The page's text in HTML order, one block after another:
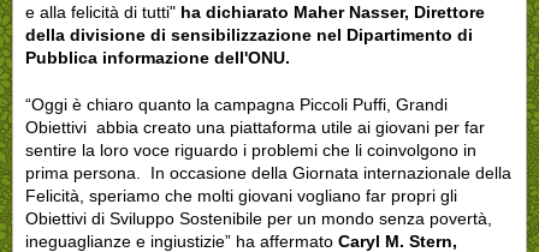
e alla felicità di tutti" ha dichiarato Maher Nasser, Direttore
della divisione di sensibilizzazione nel Dipartimento di
Pubblica informazione dell'ONU.
“Oggi è chiaro quanto la campagna Piccoli Puffi, Grandi
Obiettivi abbia creato una piattaforma utile ai giovani per far
sentire la loro voce riguardo i problemi che li coinvolgono in
prima persona. In occasione della Giornata internazionale della
Felicità, speriamo che molti giovani vogliano far propri gli
Obiettivi di Sviluppo Sostenibile per un mondo senza povertà,
ineguaglianze e ingiustizie” ha affermato Caryl M. Stern,